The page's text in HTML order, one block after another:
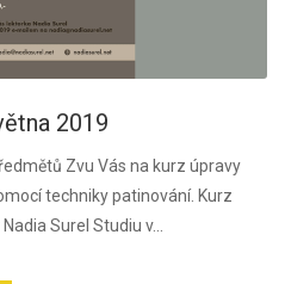
2019
Zvu Vás na kurz úpravy
techniky patinování. Kurz
Surel Studiu v...